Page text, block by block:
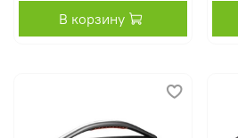
В корзину